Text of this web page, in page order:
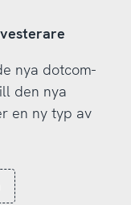
nya dotcom-
den nya
en ny typ av